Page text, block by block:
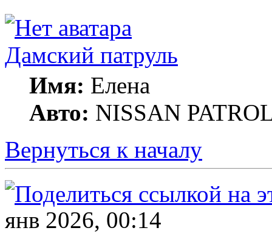
Дамский патруль
Имя: Елена
Авто: NISSAN
Вернуться к началу
янв 2026, 00:14